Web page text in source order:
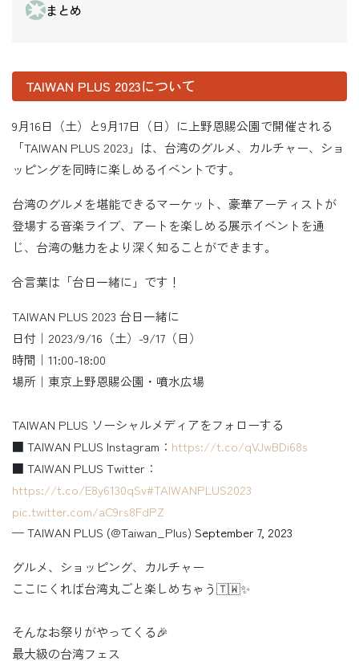
まとめ
TAIWAN PLUS 2023について
9月16日（土）と9月17日（日）に上野恩賜公園で開催される
「TAIWAN PLUS 2023」は、台湾のグルメ、カルチャー、ショ
ッピングを同時に楽しめるイベントです。
台湾のグルメを堪能できるマーケット、豪華アーティストが
登場する音楽ライブ、アートを楽しめる展示イベントを通
じ、台湾の魅力をより深く知ることができます。
合言葉は「台日一緒に」です！
TAIWAN PLUS 2023 台日一緒に
日付｜2023/9/16（土）-9/17（日）
時間｜11:00-18:00
場所｜東京上野恩賜公園・噴水広場
TAIWAN PLUS ソーシャルメディアをフォローする
■ TAIWAN PLUS Instagram： https://t.co/qVJwBDi68s
■ TAIWAN PLUS Twitter：
https://t.co/E8y6130qSv#TAIWANPLUS2023
pic.twitter.com/aC9rs8FdPZ
— TAIWAN PLUS (@Taiwan_Plus) September 7, 2023
グルメ、ショッピング、カルチャー
ここにくれば台湾丸ごと楽しめちゃう🇹🇼✨
そんなお祭りがやってくる🎉
最大級の台湾フェス